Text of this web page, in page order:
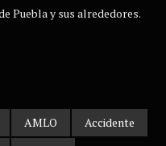
Puebla y sus alrededores.
AMLO
Accidente